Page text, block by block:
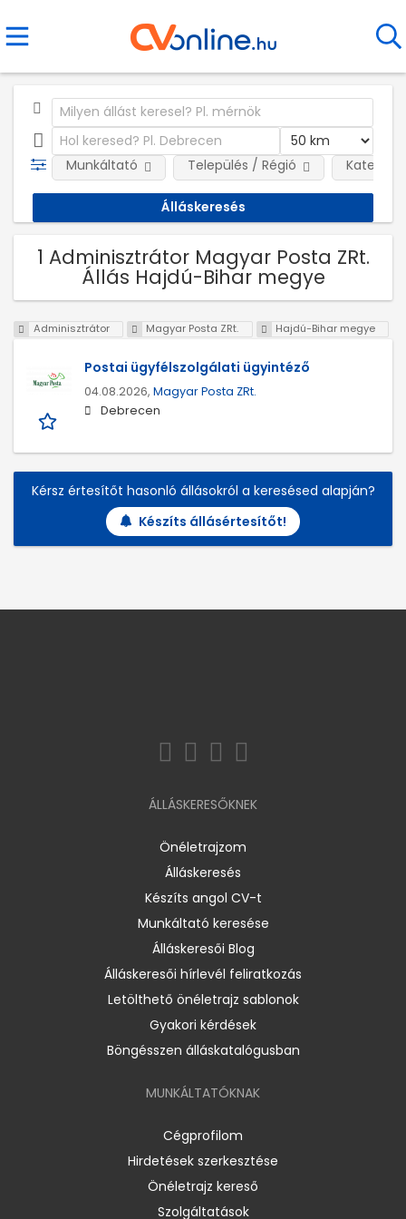
Munkáltató Település / Régió
1 Adminisztrátor Magyar Posta ZRt.
Állás Hajdú-Bihar megye
Adminisztrátor Magyar Posta ZRt. Hajdú-Bihar megye
Postai ügyfélszolgálati ügyintéző
04.08.2026, Magyar Posta ZRt.
Debrecen
Kérsz értesítőt hasonló állásokról a keresésed alapján?
Készíts állásértesítőt!
ÁLLÁSKERESŐKNEK
Önéletrajzom
Álláskeresés
Készíts angol CV-t
Munkáltató keresése
Álláskeresői Blog
Álláskeresői hírlevél feliratkozás
Letölthető önéletrajz sablonok
Gyakori kérdések
Böngésszen álláskatalógusban
MUNKÁLTATÓKNAK
Cégprofilom
Hirdetések szerkesztése
Önéletrajz kereső
Szolgáltatások